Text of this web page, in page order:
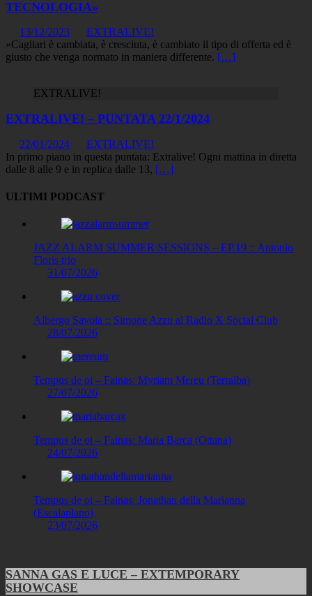
TECNOLOGIA»
13/12/2023
EXTRALIVE!
«Cagliari è cambiata, è cresciuta, è cambiato il tipo di offerta ed è
giusto che venga normato in maniera differente. […]
EXTRALIVE!
EXTRALIVE! – PUNTATA 22/1/2024
22/01/2024
EXTRALIVE!
In primo piano in questa puntata: Extralive! Ogni mattina in diretta
dalle 8 alle 9 e in replica dalle 13, […]
ULTIMI PODCAST
JAZZ ALARM SUMMER SESSIONS – EP.19 :: Antonio
Floris trio
31/07/2026
Albergo Savoia :: Simone Azzu al Radio X Social Club
28/07/2026
Tempus de oi – Fainas: Myriam Mereu (Terralba)
27/07/2026
Tempus de oi – Fainas: Maria Barca (Ottana)
24/07/2026
Tempus de oi – Fainas: Jonathan della Marianna
(Escalaplano)
23/07/2026
SANNA GAS E LUCE – EXTEMPORARY
SHOWCASE